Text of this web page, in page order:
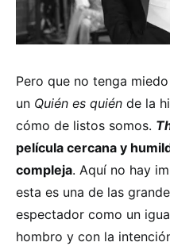
Pero que no tenga
un Quién es quién de la
cómo de listos somos.
película cercana y
compleja. Aquí no hay
esta es una de las
espectador como un
hombro y con la